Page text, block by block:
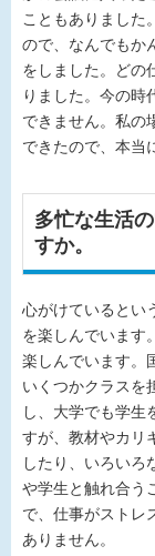
こともありました
ので、なんでもか
をしました。どの
りました。今の時
できません。私の
できたので、本当
多忙な生活
すか。
心がけているとい
を楽しんでいます
楽しんでいます。
いくつかクラスを
し、大学でも学生
すが、教材やカリ
したり、いろいろ
や学生と触れ合う
で、仕事がストレ
ありません。